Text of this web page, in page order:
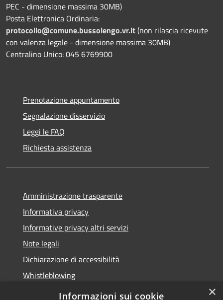
PEC - dimensione massima 30MB)
Posta Elettronica Ordinaria:
protocollo@comune.bussolengo.vr.it(non rilascia ricevute
con valenza legale - dimensione massima 30MB)
Centralino Unico: 045 6769900
Prenotazione appuntamento
Segnalazione disservizio
Leggi le FAQ
Richiesta assistenza
Amministrazione trasparente
Informativa privacy
Informative privacy altri servizi
Note legali
Dichiarazione di accessibilità
Whistleblowing
×
Informazioni sui cookie